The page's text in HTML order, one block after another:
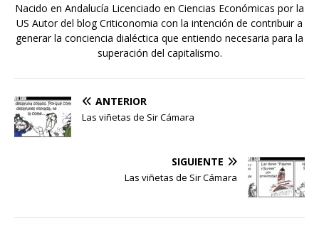
Nacido en Andalucía Licenciado en Ciencias Económicas por la
US Autor del blog Criticonomia con la intención de contribuir a
generar la conciencia dialéctica que entiendo necesaria para la
superación del capitalismo.
ANTERIOR
Las viñetas de Sir Cámara
SIGUIENTE
Las viñetas de Sir Cámara